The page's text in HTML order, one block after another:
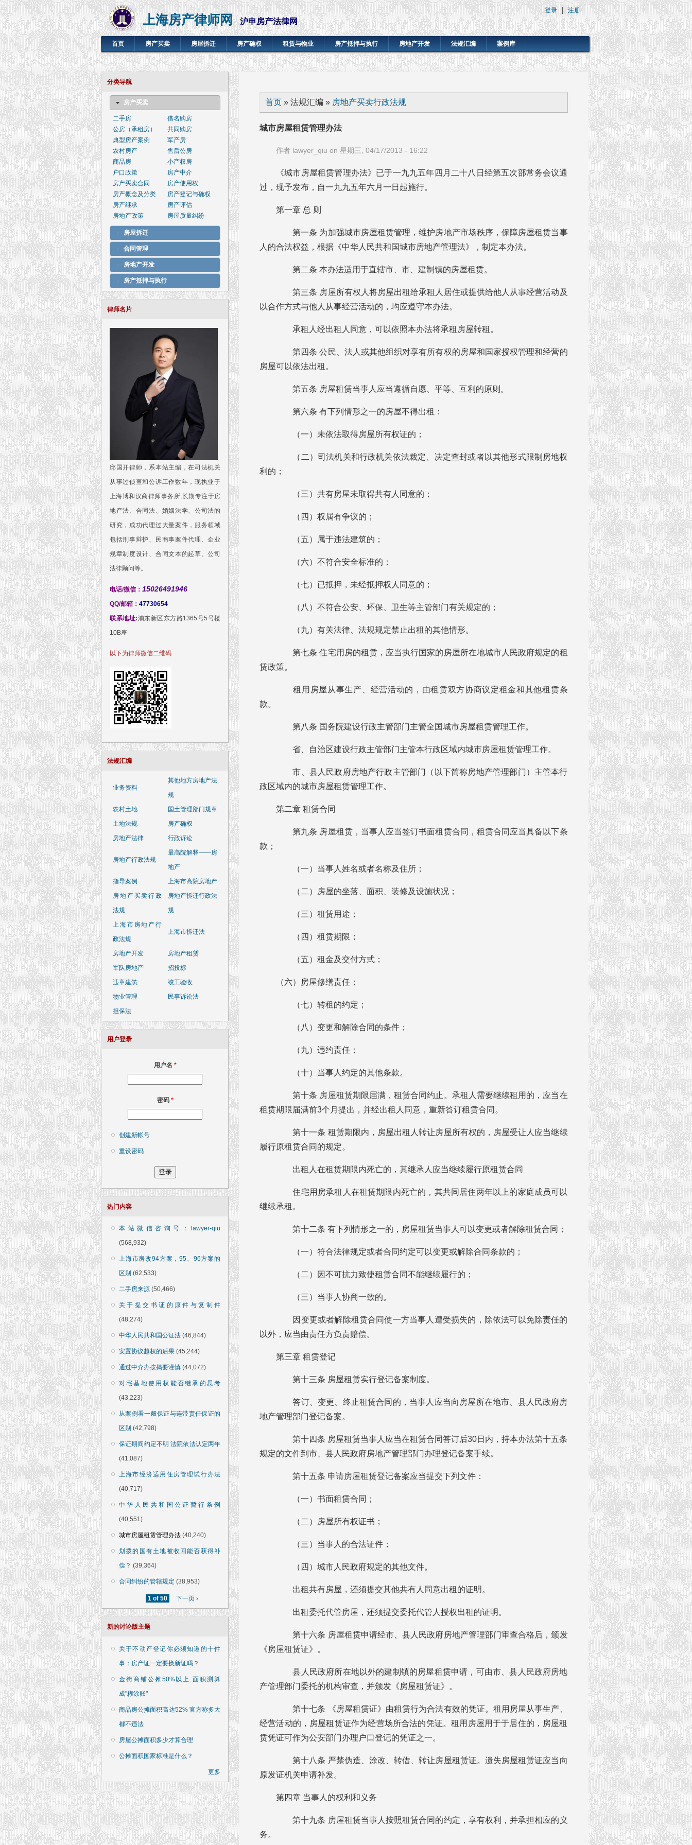
上海房产律师网 沪申房产法律网
登录 注册
首页 房产买卖 房屋拆迁 房产确权 租赁与物业 房产抵押与执行 房地产开发 法规汇编 案例库
分类导航
房产买卖
二手房
借名购房
公房（承租房）
共同购房
典型房产案例
军产房
农村房产
售后公房
商品房
小产权房
户口政策
房产中介
房产买卖合同
房产使用权
房产概念及分类
房产登记与确权
房产继承
房产评估
房地产政策
房屋质量纠纷
房屋拆迁
合同管理
房地产开发
房产抵押与执行
律师名片
邱国开律师，系本站主编，在司法机关
从事过侦查和公诉工作数年，现执业于
上海博和汉商律师事务所,长期专注于房
地产法、合同法、婚姻法学、公司法的
研究，成功代理过大量案件，服务领域
包括刑事辩护、民商事案件代理、企业
规章制度设计、合同文本的起草、公司
法律顾问等。
电话/微信： 15026491946
QQ/邮箱： 47730654
联系地址:浦东新区东方路1365号5号楼
10B座
以下为律师微信二维码
法规汇编
业务资料
其他地方房地产法
规
农村土地
国土管理部门规章
土地法规
房产确权
房地产法律
行政诉讼
房地产行政法规
最高院解释——房
地产
指导案例
上海市高院房地产
房地产买卖行政
法规
房地产拆迁行政法
规
上海市房地产行
政法规
上海市拆迁法
房地产开发
房地产租赁
军队房地产
招投标
违章建筑
竣工验收
物业管理
民事诉讼法
担保法
用户登录
用户名 *
密码 *
创建新帐号
重设密码
热门内容
本站微信咨询号：lawyer-qiu
(568,932)
上海市房改94方案，95、96方案的
区别 (62,533)
二手房来源 (50,466)
关于提交书证的原件与复制件
(48,274)
中华人民共和国公证法 (46,844)
安置协议越权的后果 (45,244)
通过中介办按揭要谨慎 (44,072)
对宅基地使用权能否继承的思考
(43,223)
从案例看一般保证与连带责任保证的
区别 (42,798)
保证期间约定不明 法院依法认定两年
(41,087)
上海市经济适用住房管理试行办法
(40,717)
中华人民共和国公证暂行条例
(40,551)
城市房屋租赁管理办法 (40,240)
划拨的国有土地被收回能否获得补
偿？ (39,364)
合同纠纷的管辖规定 (38,953)
1 of 50 下一页 ›
新的讨论版主题
关于不动产登记你必须知道的十件
事：房产证一定要换新证吗？
金街商铺公摊50%以上 面积测算
成"糊涂账"
商品房公摊面积高达52% 官方称多大
都不违法
房屋公摊面积多少才算合理
公摊面积国家标准是什么？
更多
你在这里
首页 » 法规汇编 » 房地产买卖行政法规
城市房屋租赁管理办法
作者 lawyer_qiu on 星期三, 04/17/2013 - 16:22
《城市房屋租赁管理办法》已于一九九五年四月二十八日经第五次部常务会议通
过，现予发布，自一九九五年六月一日起施行。
第一章 总 则
第一条 为加强城市房屋租赁管理，维护房地产市场秩序，保障房屋租赁当事
人的合法权益，根据《中华人民共和国城市房地产管理法》，制定本办法。
第二条 本办法适用于直辖市、市、建制镇的房屋租赁。
第三条 房屋所有权人将房屋出租给承租人居住或提供给他人从事经营活动及
以合作方式与他人从事经营活动的，均应遵守本办法。
承租人经出租人同意，可以依照本办法将承租房屋转租。
第四条 公民、法人或其他组织对享有所有权的房屋和国家授权管理和经营的
房屋可以依法出租。
第五条 房屋租赁当事人应当遵循自愿、平等、互利的原则。
第六条 有下列情形之一的房屋不得出租：
（一）未依法取得房屋所有权证的；
（二）司法机关和行政机关依法裁定、决定查封或者以其他形式限制房地权
利的；
（三）共有房屋未取得共有人同意的；
（四）权属有争议的；
（五）属于违法建筑的；
（六）不符合安全标准的；
（七）已抵押，未经抵押权人同意的；
（八）不符合公安、环保、卫生等主管部门有关规定的；
（九）有关法律、法规规定禁止出租的其他情形。
第七条 住宅用房的租赁，应当执行国家的房屋所在地城市人民政府规定的租
赁政策。
租用房屋从事生产、经营活动的，由租赁双方协商议定租金和其他租赁条
款。
第八条 国务院建设行政主管部门主管全国城市房屋租赁管理工作。
省、自治区建设行政主管部门主管本行政区域内城市房屋租赁管理工作。
市、县人民政府房地产行政主管部门（以下简称房地产管理部门）主管本行
政区域内的城市房屋租赁管理工作。
第二章 租赁合同
第九条 房屋租赁，当事人应当签订书面租赁合同，租赁合同应当具备以下条
款；
（一）当事人姓名或者名称及住所；
（二）房屋的坐落、面积、装修及设施状况；
（三）租赁用途；
（四）租赁期限；
（五）租金及交付方式；
（六）房屋修缮责任；
（七）转租的约定；
（八）变更和解除合同的条件；
（九）违约责任；
（十）当事人约定的其他条款。
第十条 房屋租赁期限届满，租赁合同约止。承租人需要继续租用的，应当在
租赁期限届满前3个月提出，并经出租人同意，重新答订租赁合同。
第十一条 租赁期限内，房屋出租人转让房屋所有权的，房屋受让人应当继续
履行原租赁合同的规定。
出租人在租赁期限内死亡的，其继承人应当继续履行原租赁合同
住宅用房承租人在租赁期限内死亡的，其共同居住两年以上的家庭成员可以
继续承租。
第十二条 有下列情形之一的，房屋租赁当事人可以变更或者解除租赁合同；
（一）符合法律规定或者合同约定可以变更或解除合同条款的；
（二）因不可抗力致使租赁合同不能继续履行的；
（三）当事人协商一致的。
因变更或者解除租赁合同使一方当事人遭受损失的，除依法可以免除责任的
以外，应当由责任方负责赔偿。
第三章 租赁登记
第十三条 房屋租赁实行登记备案制度。
答订、变更、终止租赁合同的，当事人应当向房屋所在地市、县人民政府房
地产管理部门登记备案。
第十四条 房屋租赁当事人应当在租赁合同答订后30日内，持本办法第十五条
规定的文件到市、县人民政府房地产管理部门办理登记备案手续。
第十五条 申请房屋租赁登记备案应当提交下列文件：
（一）书面租赁合同；
（二）房屋所有权证书；
（三）当事人的合法证件；
（四）城市人民政府规定的其他文件。
出租共有房屋，还须提交其他共有人同意出租的证明。
出租委托代管房屋，还须提交委托代管人授权出租的证明。
第十六条 房屋租赁申请经市、县人民政府房地产管理部门审查合格后，颁发
《房屋租赁证》。
县人民政府所在地以外的建制镇的房屋租赁申请，可由市、县人民政府房地
产管理部门委托的机构审查，并颁发《房屋租赁证》。
第十七条 《房屋租赁证》由租赁行为合法有效的凭证。租用房屋从事生产、
经营活动的，房屋租赁证作为经营场所合法的凭证。租用房屋用于于居住的，房屋租
赁凭证可作为公安部门办理户口登记的凭证之一。
第十八条 严禁伪造、涂改、转借、转让房屋租赁证。遗失房屋租赁证应当向
原发证机关申请补发。
第四章 当事人的权利和义务
第十九条 房屋租赁当事人按照租赁合同的约定，享有权利，并承担相应的义
务。